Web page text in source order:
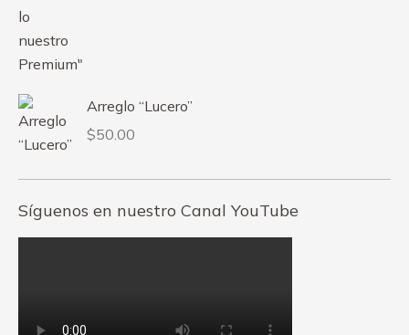
Arreglo “Lucero”
$50.00
Síguenos en nuestro Canal YouTube